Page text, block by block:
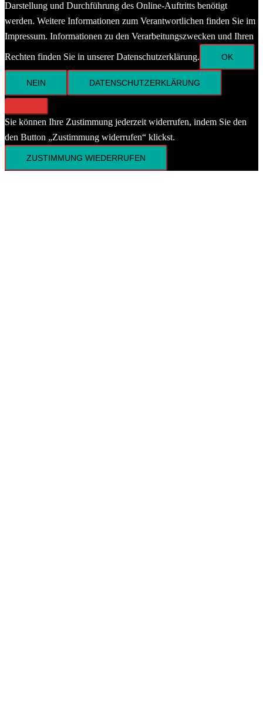
Darstellung und Durchführung des Online-Auftritts benötigt
werden. Weitere Informationen zum Verantwortlichen finden Sie im
Impressum. Informationen zu den Verarbeitungszwecken und Ihren
Rechten finden Sie in unserer Datenschutzerklärung. OK
NEIN DATENSCHUTZERKLÄRUNG
Sie können Ihre Zustimmung jederzeit widerrufen, indem Sie den
den Button „Zustimmung widerrufen“ klickst.
ZUSTIMMUNG WIEDERRUFEN